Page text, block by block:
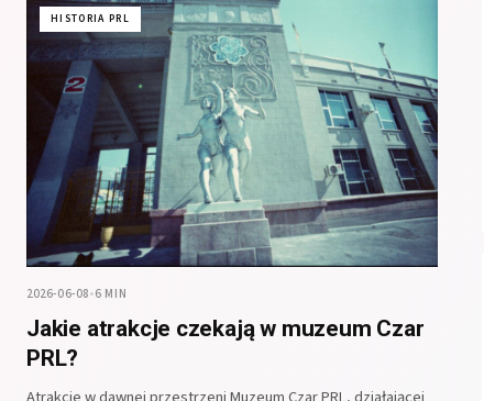
HISTORIA PRL
2026-06-08•6 MIN
Jakie atrakcje czekają w muzeum Czar
PRL?